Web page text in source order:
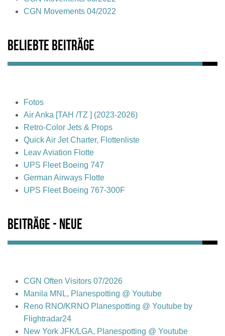
CGN Movements 04/2022
Beliebte Beiträge
Fotos
Air Anka [TAH /TZ ] (2023-2026)
Retro-Color Jets & Props
Quick Air Jet Charter, Flottenliste
Leav Aviation Flotte
UPS Fleet Boeing 747
German Airways Flotte
UPS Fleet Boeing 767-300F
Beiträge - Neue
CGN Often Visitors 07/2026
Manila MNL, Planespotting @ Youtube
Reno RNO/KRNO Planespotting @ Youtube by
Flightradar24
New York JFK/LGA, Planespotting @ Youtube